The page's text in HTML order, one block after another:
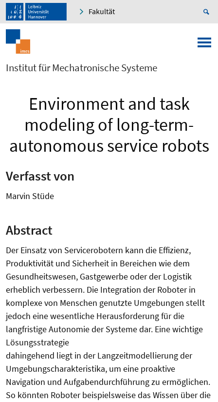
Fakultät
Institut für Mechatronische Systeme
Environment and task
modeling of long-term-
autonomous service robots
Verfasst von
Marvin Stüde
Abstract
Der Einsatz von Servicerobotern kann die Effizienz,
Produktivität und Sicherheit in Bereichen wie dem
Gesundheitswesen, Gastgewerbe oder der Logistik
erheblich verbessern. Die Integration der Roboter in
komplexe von Menschen genutzte Umgebungen stellt
jedoch eine wesentliche Herausforderung für die
langfristige Autonomie der Systeme dar. Eine wichtige
Lösungsstrategie
dahingehend liegt in der Langzeitmodellierung der
Umgebungscharakteristika, um eine proaktive
Navigation und Aufgabendurchführung zu ermöglichen.
So könnten Roboter beispielsweise das Wissen über die